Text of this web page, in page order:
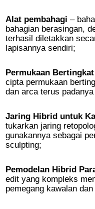
Alat pembahagi –
bahagian berasingan,
terhasil diletakkan
lapisannya sendiri;
Permukaan
cipta permukaan
dan arca terus
Jaring Hibrid untuk
tukarkan jaring
gunakannya sebagai
sculpting;
Pemodelan Hibrid
edit yang kompleks
pemegang kawalan